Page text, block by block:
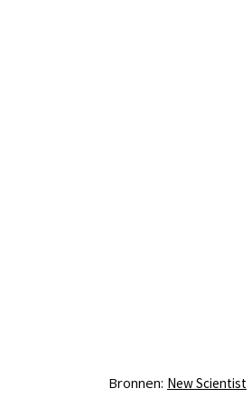
Bronnen: New Scientist